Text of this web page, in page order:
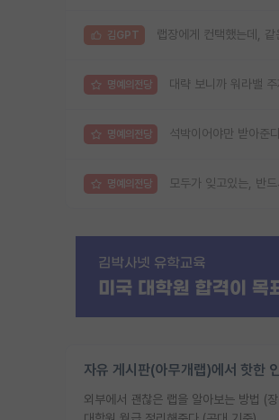
김GPT 랩장에게 컨택했는데,
명예의전당 대략 보니까 워라밸
명예의전당 석박이어야만 받아준
명예의전당 모두가 잊고있는, 반
자유 게시판(아무개랩)에서 핫한
외부에서 괜찮은 랩을 알아보는 방법 (